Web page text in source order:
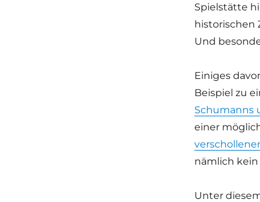
Spielstätte
historischen
Und
Einiges
Beispiel zu
Schumanns
einer
nämlich kein
Unter